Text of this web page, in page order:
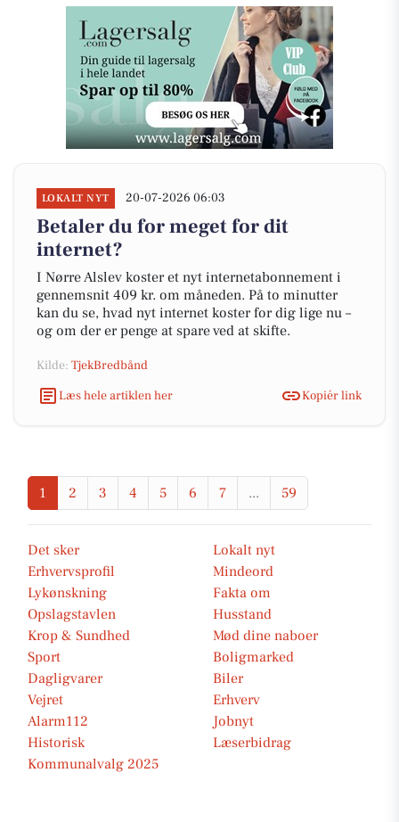
LOKALT NYT 20-07-2026 06:03
Betaler du for meget for dit
internet?
I Nørre Alslev koster et nyt internetabonnement i
gennemsnit 409 kr. om måneden. På to minutter
kan du se, hvad nyt internet koster for dig lige nu –
og om der er penge at spare ved at skifte.
Kilde: TjekBredbånd
Læs hele artiklen her
Kopiér link
1 2 3 4 5 6 7 ... 59
Det sker
Lokalt nyt
Erhvervsprofil
Mindeord
Lykønskning
Fakta om
Opslagstavlen
Husstand
Krop & Sundhed
Mød dine naboer
Sport
Boligmarked
Dagligvarer
Biler
Vejret
Erhverv
Alarm112
Jobnyt
Historisk
Læserbidrag
Kommunalvalg 2025